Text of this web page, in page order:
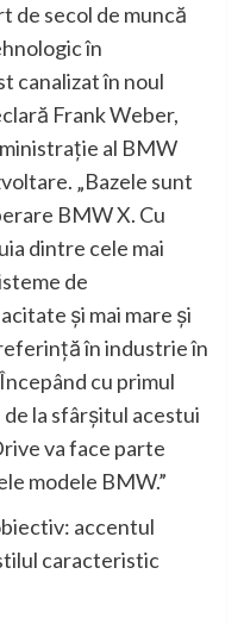
de secol de muncă
în
canalizat în noul
Frank Weber,
al BMW
„Bazele sunt
BMW X. Cu
dintre cele mai
de
şi mai mare şi
în industrie în
cu primul
la sfârşitul acestui
va face parte
modele BMW.”
accentul
caracteristic